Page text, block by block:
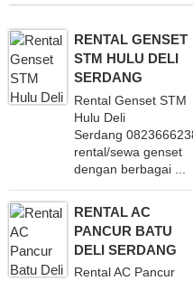
RENTAL GENSET
STM HULU DELI
SERDANG
Rental Genset STM
Hulu Deli
Serdang
rental/sewa genset
dengan berbagai ...
RENTAL AC
PANCUR BATU
DELI SERDANG
Rental AC Pancur